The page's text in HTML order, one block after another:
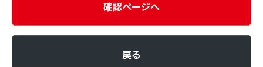
確認ページへ
戻る